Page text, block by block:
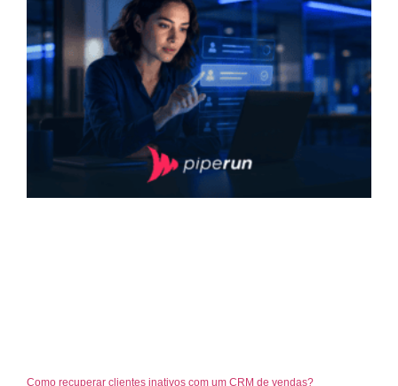
Como recuperar clientes inativos com um CRM de vendas?